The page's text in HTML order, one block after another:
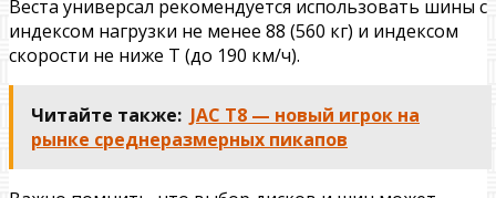
Веста универсал рекомендуется использовать шины с
индексом нагрузки не менее 88 (560 кг) и индексом
скорости не ниже T (до 190 км/ч).
Читайте также: JAC T8 — новый игрок на
рынке среднеразмерных пикапов